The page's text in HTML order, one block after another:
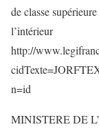
de classe
l’intérieur
http://
n=id
MINISTERE DE